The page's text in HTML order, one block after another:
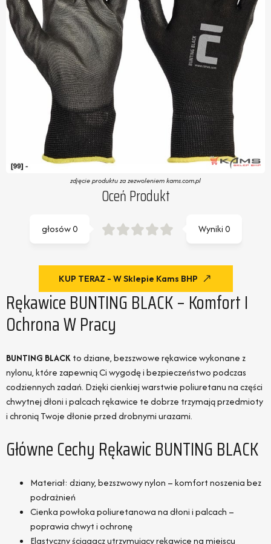
zdjęcie produktu za zezwoleniem kams.com.pl
Oceń Produkt
Wyniki0
głosów0
KUP TERAZ - W Sklepie Kams BHP
Rękawice BUNTING BLACK – Komfort I
Ochrona W Pracy
BUNTING BLACKto dziane, bezszwowe rękawice wykonane z
nylonu, które zapewnią Ci wygodę i bezpieczeństwo podczas
codziennych zadań. Dzięki cienkiej warstwie poliuretanu na części
chwytnej dłoni i palcach rękawice te dobrze trzymają przedmioty
i chronią Twoje dłonie przed drobnymi urazami.
Główne Cechy Rękawic BUNTING BLACK
Materiał: dziany, bezszwowy nylon – komfort noszenia bez
podrażnień
Cienka powłoka poliuretanowa na dłoni i palcach –
poprawia chwyt i ochronę
Elastyczny ściągacz utrzymujący rękawice na miejscu